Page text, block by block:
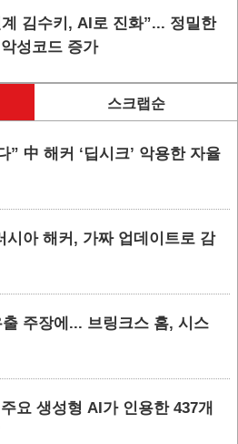
김수키, AI로 진화”... 정밀한
성코드 증가
스크랩순
” 中 해커 ‘딥시크’ 악용한 자율
시아 해커, 가짜 업데이트로 감
주장에... 브링크스 홈, 시스
요 생성형 AI가 인용한 437개